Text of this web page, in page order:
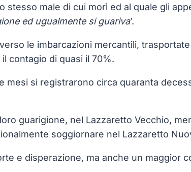
male di cui morì ed al quale gli
ed ugualmente si guariva’.
le imbarcazioni mercantili,
contagio di quasi il 70%.
si registrarono circa quaranta
guarigione, nel Lazzaretto Vecchio,
soggiornare nel Lazzaretto
e disperazione, ma anche un maggior